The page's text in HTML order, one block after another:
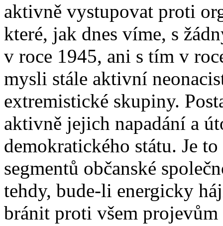
aktivně vystupovat proti
které, jak dnes víme, s
v roce 1945, ani s tím v
mysli stále aktivní
extremistické skupiny.
aktivně jejich napadání a
demokratického státu. Je
segmentů občanské
tehdy, bude-li energicky
bránit proti všem